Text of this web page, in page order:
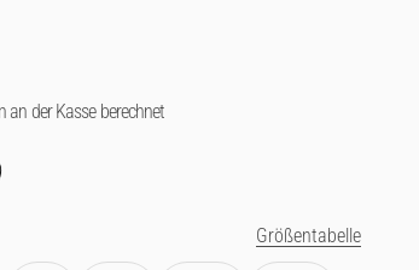
an der Kasse berechnet
Größentabelle